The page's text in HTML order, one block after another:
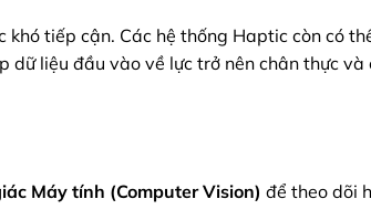
tiếp cận. Các hệ thống Haptic còn có
liệu đầu vào về lực trở nên chân thực và
Máy tính (Computer Vision) để theo dõi